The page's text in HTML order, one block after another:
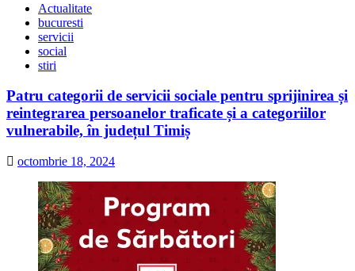
Actualitate
bucuresti
servicii
social
stiri
Patru categorii de servicii sociale pentru sprijinirea și
reintegrarea persoanelor traficate și a categoriilor
vulnerabile, în județul Timiș
octombrie 18, 2024